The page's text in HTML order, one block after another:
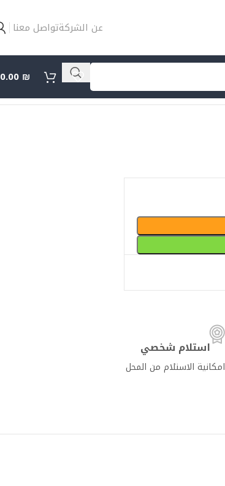
عن الشركةتواصل معنا
0.00 ₪
استلام شخصي
امكانية الاستلام من المحل